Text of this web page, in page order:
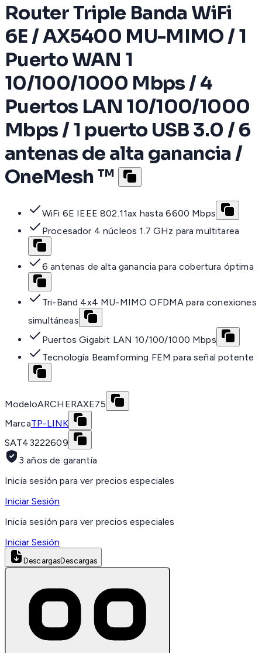
Router Triple Banda WiFi
6E / AX5400 MU-MIMO / 1
Puerto WAN 1
10/100/1000 Mbps / 4
Puertos LAN 10/100/1000
Mbps / 1 puerto USB 3.0 / 6
antenas de alta ganancia /
OneMesh ™
WiFi 6E IEEE 802.11ax hasta 6600 Mbps
Procesador 4 núcleos 1.7 GHz para multitarea
6 antenas de alta ganancia para cobertura óptima
Tri-Band 4x4 MU-MIMO OFDMA para conexiones
simultáneas
Puertos Gigabit LAN 10/100/1000 Mbps
Tecnología Beamforming FEM para señal potente
ModeloARCHERAXE75
MarcaTP-LINK
SAT43222609
3 años de garantía
Inicia sesión para ver precios especiales
Iniciar Sesión
Inicia sesión para ver precios especiales
Iniciar Sesión
DescargasDescargas